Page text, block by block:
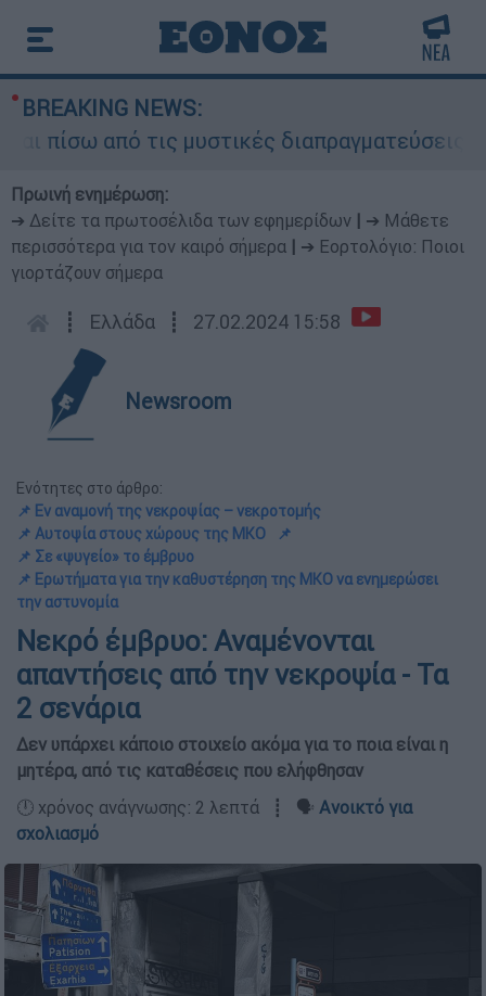
BREAKING NEWS:
από τις μυστικές διαπραγματεύσεις και
Πρωινή ενημέρωση:
➔ Δείτε τα πρωτοσέλιδα των εφημερίδων
➔ Μάθετε
περισσότερα για τον καιρό σήμερα
➔ Εορτολόγιο: Ποιοι
γιορτάζουν σήμερα
┋ Ελλάδα ┋ 27.02.2024 15:58
Newsroom
Ενότητες στο άρθρο:
📌 Εν αναμονή της νεκροψίας – νεκροτομής
📌 Αυτοψία στους χώρους της ΜΚΟ
📌
📌 Σε «ψυγείο» το έμβρυο
📌 Ερωτήματα για την καθυστέρηση της ΜΚΟ να ενημερώσει
την αστυνομία
Νεκρό έμβρυο: Αναμένονται
απαντήσεις από την νεκροψία - Τα
2 σενάρια
Δεν υπάρχει κάποιο στοιχείο ακόμα για το ποια είναι η
μητέρα, από τις καταθέσεις που ελήφθησαν
🕛 χρόνος ανάγνωσης: 2 λεπτά ┋ 🗣️ Ανοικτό για
σχολιασμό